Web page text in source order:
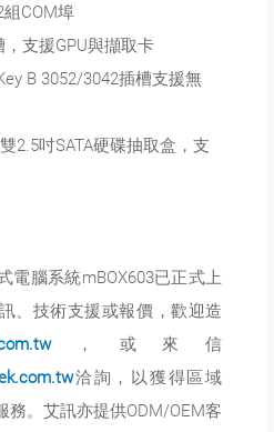
組COM埠
，支援GPU與擷取卡
B 3052/3042插槽支援無
2.5吋SATA硬碟抽取盒，支
電腦系統mBOX603已正式上
、技術支援或報價，歡迎造
，或來信
洽詢，以獲得區域
務。艾訊亦提供ODM/OEM客